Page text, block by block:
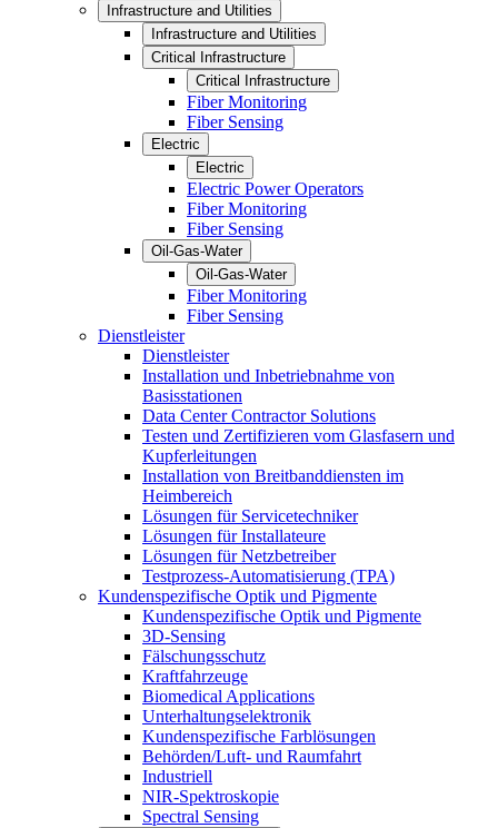
Infrastructure and Utilities
Infrastructure and Utilities
Critical Infrastructure
Critical Infrastructure
Fiber Monitoring
Fiber Sensing
Electric
Electric
Electric Power Operators
Fiber Monitoring
Fiber Sensing
Oil-Gas-Water
Oil-Gas-Water
Fiber Monitoring
Fiber Sensing
Dienstleister
Dienstleister
Installation und Inbetriebnahme von
Basisstationen
Data Center Contractor Solutions
Testen und Zertifizieren vom Glasfasern und
Kupferleitungen
Installation von Breitbanddiensten im
Heimbereich
Lösungen für Servicetechniker
Lösungen für Installateure
Lösungen für Netzbetreiber
Testprozess-Automatisierung (TPA)
Kundenspezifische Optik und Pigmente
Kundenspezifische Optik und Pigmente
3D-Sensing
Fälschungsschutz
Kraftfahrzeuge
Biomedical Applications
Unterhaltungselektronik
Kundenspezifische Farblösungen
Behörden/Luft- und Raumfahrt
Industriell
NIR-Spektroskopie
Spectral Sensing